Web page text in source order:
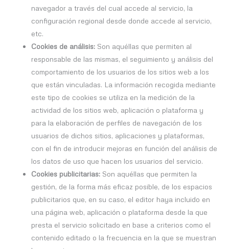
navegador a través del cual accede al servicio, la
configuración regional desde donde accede al servicio,
etc.
Cookies de análisis: Son aquéllas que permiten al
responsable de las mismas, el seguimiento y análisis del
comportamiento de los usuarios de los sitios web a los
que están vinculadas. La información recogida mediante
este tipo de cookies se utiliza en la medición de la
actividad de los sitios web, aplicación o plataforma y
para la elaboración de perfiles de navegación de los
usuarios de dichos sitios, aplicaciones y plataformas,
con el fin de introducir mejoras en función del análisis de
los datos de uso que hacen los usuarios del servicio.
Cookies publicitarias: Son aquéllas que permiten la
gestión, de la forma más eficaz posible, de los espacios
publicitarios que, en su caso, el editor haya incluido en
una página web, aplicación o plataforma desde la que
presta el servicio solicitado en base a criterios como el
contenido editado o la frecuencia en la que se muestran